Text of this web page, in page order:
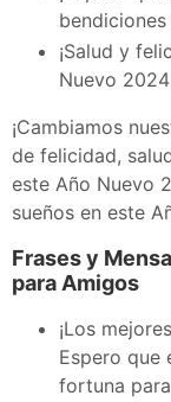
¡Salud y
Nuevo
¡Cambiamos
de felicidad,
este Año Nuevo
sueños en este
Frases y
para Amigos
¡Los
Espero que
fortuna